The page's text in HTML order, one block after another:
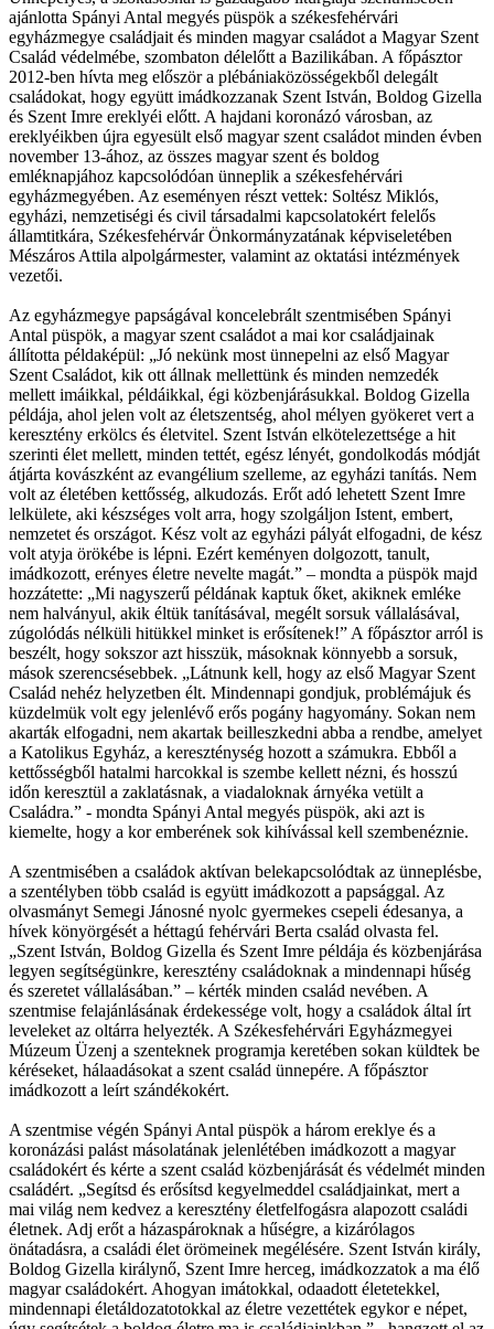
ajánlotta Spányi Antal megyés püspök a székesfehérvári
egyházmegye családjait és minden magyar családot a Magyar Szent
Család védelmébe, szombaton délelőtt a Bazilikában. A főpásztor
2012-ben hívta meg először a plébániaközösségekből delegált
családokat, hogy együtt imádkozzanak Szent István, Boldog Gizella
és Szent Imre ereklyéi előtt. A hajdani koronázó városban, az
ereklyéikben újra egyesült első magyar szent családot minden évben
november 13-ához, az összes magyar szent és boldog
emléknapjához kapcsolódóan ünneplik a székesfehérvári
egyházmegyében. Az eseményen részt vettek: Soltész Miklós,
egyházi, nemzetiségi és civil társadalmi kapcsolatokért felelős
államtitkára, Székesfehérvár Önkormányzatának képviseletében
Mészáros Attila alpolgármester, valamint az oktatási intézmények
vezetői.
Az egyházmegye papságával koncelebrált szentmisében Spányi
Antal püspök, a magyar szent családot a mai kor családjainak
állította példaképül: „Jó nekünk most ünnepelni az első Magyar
Szent Családot, kik ott állnak mellettünk és minden nemzedék
mellett imáikkal, példáikkal, égi közbenjárásukkal. Boldog Gizella
példája, ahol jelen volt az életszentség, ahol mélyen gyökeret vert a
keresztény erkölcs és életvitel. Szent István elkötelezettsége a hit
szerinti élet mellett, minden tettét, egész lényét, gondolkodás módját
átjárta kovászként az evangélium szelleme, az egyházi tanítás. Nem
volt az életében kettősség, alkudozás. Erőt adó lehetett Szent Imre
lelkülete, aki készséges volt arra, hogy szolgáljon Istent, embert,
nemzetet és országot. Kész volt az egyházi pályát elfogadni, de kész
volt atyja örökébe is lépni. Ezért keményen dolgozott, tanult,
imádkozott, erényes életre nevelte magát.” – mondta a püspök majd
hozzátette: „Mi nagyszerű példának kaptuk őket, akiknek emléke
nem halványul, akik éltük tanításával, megélt sorsuk vállalásával,
zúgolódás nélküli hitükkel minket is erősítenek!” A főpásztor arról is
beszélt, hogy sokszor azt hisszük, másoknak könnyebb a sorsuk,
mások szerencsésebbek. „Látnunk kell, hogy az első Magyar Szent
Család nehéz helyzetben élt. Mindennapi gondjuk, problémájuk és
küzdelmük volt egy jelenlévő erős pogány hagyomány. Sokan nem
akarták elfogadni, nem akartak beilleszkedni abba a rendbe, amelyet
a Katolikus Egyház, a kereszténység hozott a számukra. Ebből a
kettősségből hatalmi harcokkal is szembe kellett nézni, és hosszú
időn keresztül a zaklatásnak, a viadaloknak árnyéka vetült a
Családra.” - mondta Spányi Antal megyés püspök, aki azt is
kiemelte, hogy a kor emberének sok kihívással kell szembenéznie.
A szentmisében a családok aktívan belekapcsolódtak az ünneplésbe,
a szentélyben több család is együtt imádkozott a papsággal. Az
olvasmányt Semegi Jánosné nyolc gyermekes csepeli édesanya, a
hívek könyörgését a héttagú fehérvári Berta család olvasta fel.
„Szent István, Boldog Gizella és Szent Imre példája és közbenjárása
legyen segítségünkre, keresztény családoknak a mindennapi hűség
és szeretet vállalásában.” – kérték minden család nevében. A
szentmise felajánlásának érdekessége volt, hogy a családok által írt
leveleket az oltárra helyezték. A Székesfehérvári Egyházmegyei
Múzeum Üzenj a szenteknek programja keretében sokan küldtek be
kéréseket, hálaadásokat a szent család ünnepére. A főpásztor
imádkozott a leírt szándékokért.
A szentmise végén Spányi Antal püspök a három ereklye és a
koronázási palást másolatának jelenlétében imádkozott a magyar
családokért és kérte a szent család közbenjárását és védelmét minden
családért. „Segítsd és erősítsd kegyelmeddel családjainkat, mert a
mai világ nem kedvez a keresztény életfelfogásra alapozott családi
életnek. Adj erőt a házaspároknak a hűségre, a kizárólagos
önátadásra, a családi élet örömeinek megélésére. Szent István király,
Boldog Gizella királynő, Szent Imre herceg, imádkozzatok a ma élő
magyar családokért. Ahogyan imátokkal, odaadott életetekkel,
mindennapi életáldozatotokkal az életre vezettétek egykor e népet,